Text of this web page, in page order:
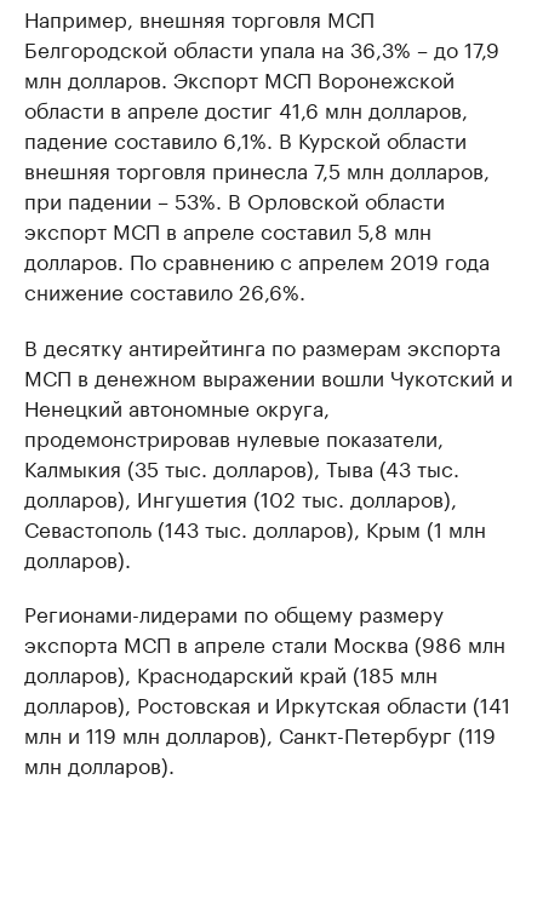
Например, внешняя торговля МСП
Белгородской области упала на 36,3% – до 17,9
млн долларов. Экспорт МСП Воронежской
области в апреле достиг 41,6 млн долларов,
падение составило 6,1%. В Курской области
внешняя торговля принесла 7,5 млн долларов,
при падении – 53%. В Орловской области
экспорт МСП в апреле составил 5,8 млн
долларов. По сравнению с апрелем 2019 года
снижение составило 26,6%.
В десятку антирейтинга по размерам экспорта
МСП в денежном выражении вошли Чукотский и
Ненецкий автономные округа,
продемонстрировав нулевые показатели,
Калмыкия (35 тыс. долларов), Тыва (43 тыс.
долларов), Ингушетия (102 тыс. долларов),
Севастополь (143 тыс. долларов), Крым (1 млн
долларов).
Регионами-лидерами по общему размеру
экспорта МСП в апреле стали Москва (986 млн
долларов), Краснодарский край (185 млн
долларов), Ростовская и Иркутская области (141
млн и 119 млн долларов), Санкт-Петербург (119
млн долларов).